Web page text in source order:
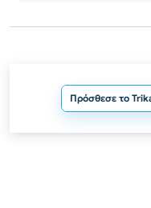
Πρόσθεσε το